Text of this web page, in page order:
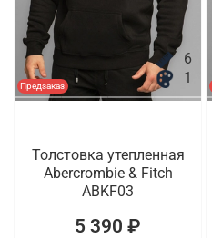
Предзаказ
6
1
Толстовка утепленная
Abercrombie & Fitch
ABKF03
5 390 ₽